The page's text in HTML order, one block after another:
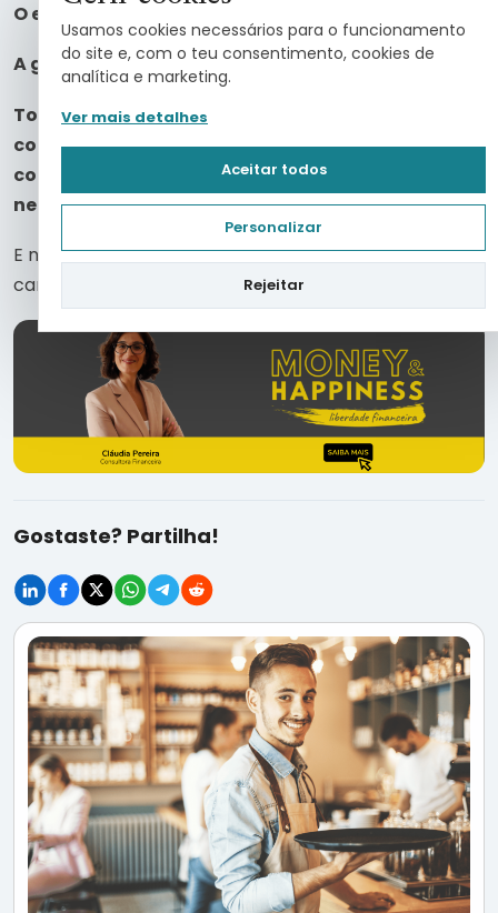
O empreendedor tem a visão e é emocional.
A gestão tem o conhecimento e é racional.
Todos os empreendedores/empresários que
consigam fazer com que estes dois polos, visão e
conhecimento, caminhem juntos, terão um
negócio de sucesso e sairão os dois ganhadores.
E não se esqueça do nosso lema, Money & Happiness
caminham juntos rumo ao sucesso do seu negócio.
Gostaste? Partilha!
Usamos cookies necessários para o funcionamento
do site e, com o teu consentimento, cookies de
analítica e marketing.
Ver mais detalhes
Aceitar todos
Personalizar
Rejeitar